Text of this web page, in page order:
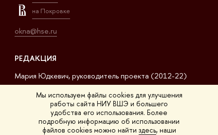
Мы используем файлы cookies для улучшения
работы сайта НИУ ВШЭ и большего
удобства его использования. Более
подробную информацию об использовании
файлов cookies можно найти здесь, наши
на Покровке
okna@hse.ru
РЕДАКЦИЯ
Мария Юдкевич, руководитель проекта (2012-22)
Дмитрий Дагаев, руководитель проекта (2022-23)
Сергей Матвеев, шеф-редактор (2017-23)
Арсений Кустов, редактор сайта